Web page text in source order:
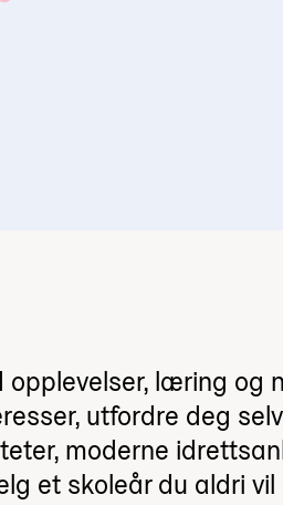
opplevelser, læring og
utfordre deg
moderne
et skoleår du aldri